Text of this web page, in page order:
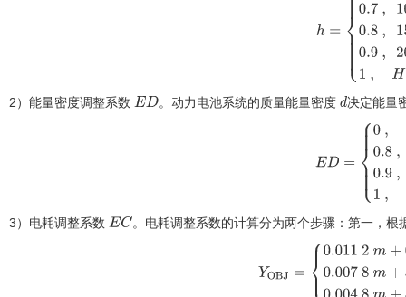
h=0 H<100
2）能量密度调整系数 ED 。动力电池系统的质量能量密度 d决定能量
ED= 0 , d< 90
3）电耗调整系数 EC 。电耗调整系数的计算分为两个步骤：第一，根
YOBJ =0.011 2 m +0.4, m